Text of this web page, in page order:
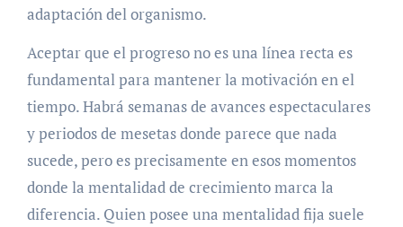
adaptación del organismo.
Aceptar que el progreso no es una línea recta es
fundamental para mantener la motivación en el
tiempo. Habrá semanas de avances espectaculares
y periodos de mesetas donde parece que nada
sucede, pero es precisamente en esos momentos
donde la mentalidad de crecimiento marca la
diferencia. Quien posee una mentalidad fija suele